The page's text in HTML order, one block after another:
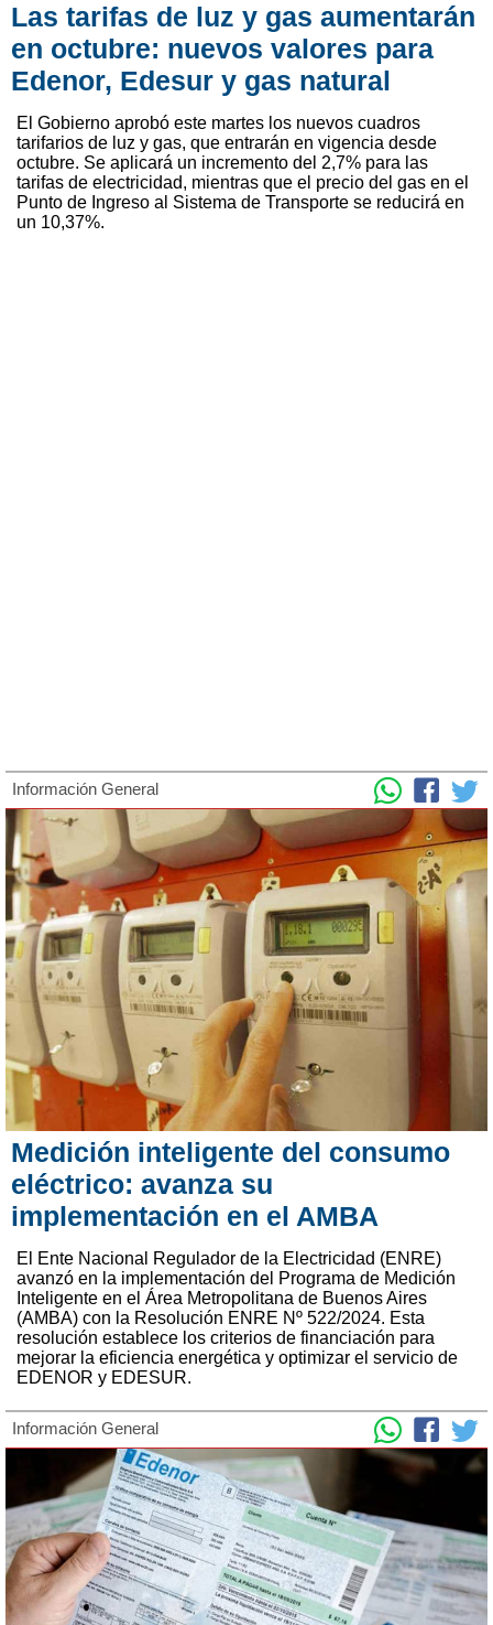
Las tarifas de luz y gas aumentarán
en octubre: nuevos valores para
Edenor, Edesur y gas natural
El Gobierno aprobó este martes los nuevos cuadros
tarifarios de luz y gas, que entrarán en vigencia desde
octubre. Se aplicará un incremento del 2,7% para las
tarifas de electricidad, mientras que el precio del gas en el
Punto de Ingreso al Sistema de Transporte se reducirá en
un 10,37%.
Información General
Medición inteligente del consumo
eléctrico: avanza su
implementación en el AMBA
El Ente Nacional Regulador de la Electricidad (ENRE)
avanzó en la implementación del Programa de Medición
Inteligente en el Área Metropolitana de Buenos Aires
(AMBA) con la Resolución ENRE Nº 522/2024. Esta
resolución establece los criterios de financiación para
mejorar la eficiencia energética y optimizar el servicio de
EDENOR y EDESUR.
Información General